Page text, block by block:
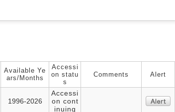
Available Ye
ars/Months
Accessi
on statu
s
Comments Alert
1996-2026
Accessi
on cont
inuing